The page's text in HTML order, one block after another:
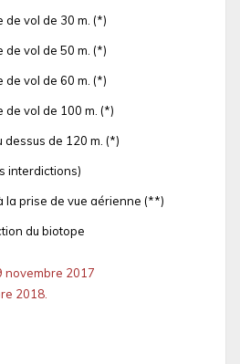
de vol de 30 m. (*)
de vol de 50 m. (*)
de vol de 60 m. (*)
de vol de 100 m. (*)
dessus de 120 m. (*)
interdictions)
la prise de vue aérienne (**)
du biotope
novembre 2017
2018.